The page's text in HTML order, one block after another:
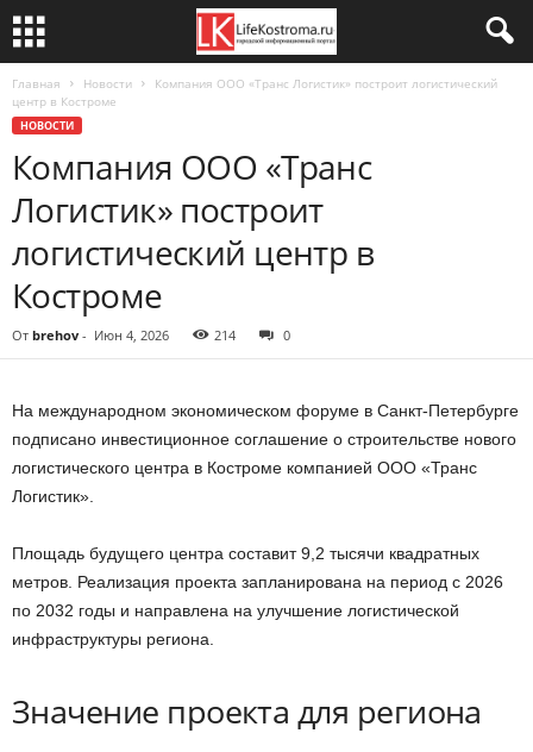
Главная Новости
Компания ООО «Транс Логистик» построит логистический
центр в Костроме
НОВОСТИ
Компания ООО «Транс
Логистик» построит
логистический центр в
Костроме
От brehov - Июн 4, 2026 214 0
На международном экономическом форуме в Санкт-Петербурге
подписано инвестиционное соглашение о строительстве нового
логистического центра в Костроме компанией ООО «Транс
Логистик».
Площадь будущего центра составит 9,2 тысячи квадратных
метров. Реализация проекта запланирована на период с 2026
по 2032 годы и направлена на улучшение логистической
инфраструктуры региона.
Значение проекта для региона